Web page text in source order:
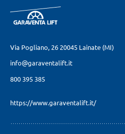
Via Pogliano, 26 20045 Lainate (MI)
info@garaventalift.it
800 395 385
https://www.garaventalift.it/